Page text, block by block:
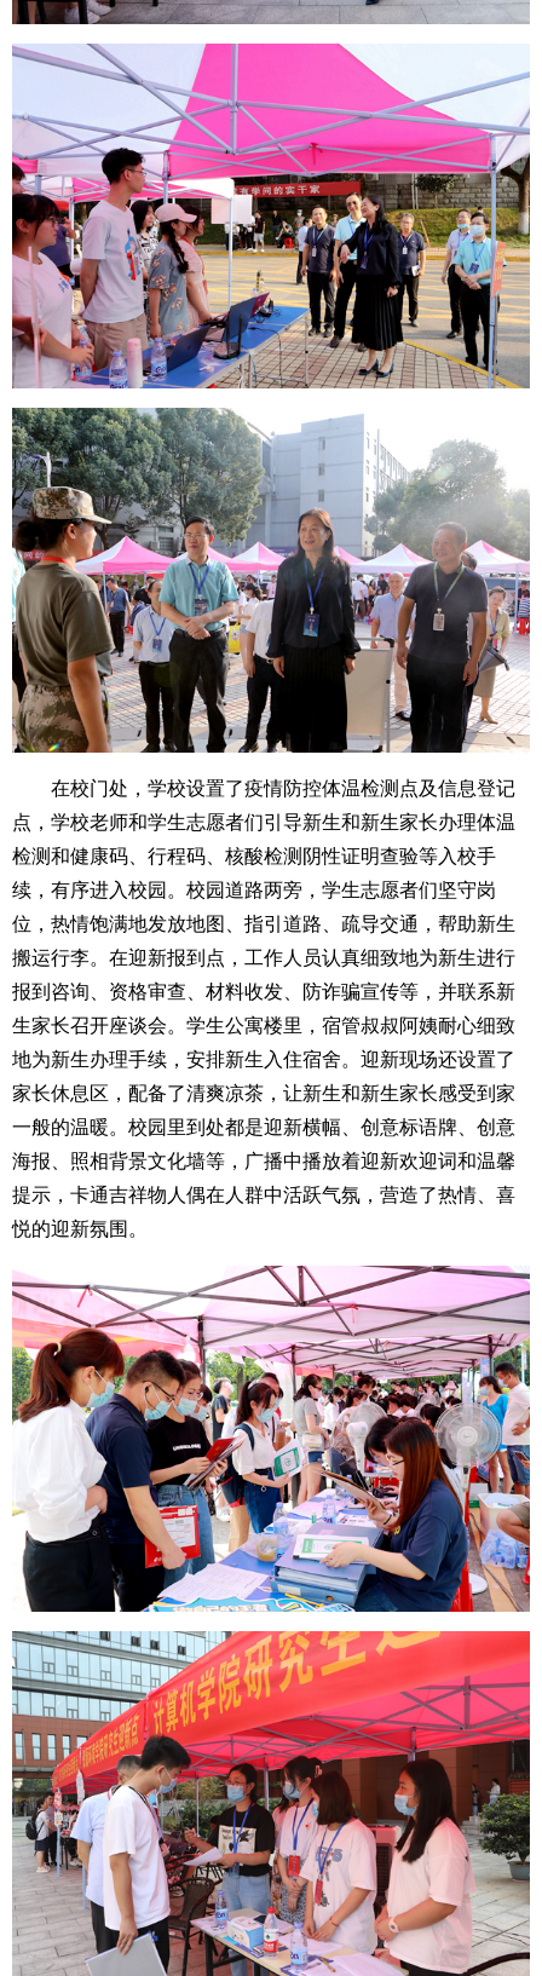
在校门处，学校设置了疫情防控体温检测点及信息登记
点，学校老师和学生志愿者们引导新生和新生家长办理体温
检测和健康码、行程码、核酸检测阴性证明查验等入校手
续，有序进入校园。校园道路两旁，学生志愿者们坚守岗
位，热情饱满地发放地图、指引道路、疏导交通，帮助新生
搬运行李。在迎新报到点，工作人员认真细致地为新生进行
报到咨询、资格审查、材料收发、防诈骗宣传等，并联系新
生家长召开座谈会。学生公寓楼里，宿管叔叔阿姨耐心细致
地为新生办理手续，安排新生入住宿舍。迎新现场还设置了
家长休息区，配备了清爽凉茶，让新生和新生家长感受到家
一般的温暖。校园里到处都是迎新横幅、创意标语牌、创意
海报、照相背景文化墙等，广播中播放着迎新欢迎词和温馨
提示，卡通吉祥物人偶在人群中活跃气氛，营造了热情、喜
悦的迎新氛围。